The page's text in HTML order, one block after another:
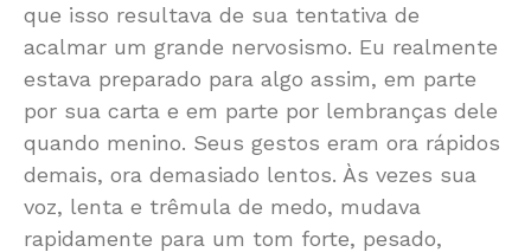
que isso resultava de sua tentativa de
acalmar um grande nervosismo. Eu realmente
estava preparado para algo assim, em parte
por sua carta e em parte por lembranças dele
quando menino. Seus gestos eram ora rápidos
demais, ora demasiado lentos. Às vezes sua
voz, lenta e trêmula de medo, mudava
rapidamente para um tom forte, pesado,